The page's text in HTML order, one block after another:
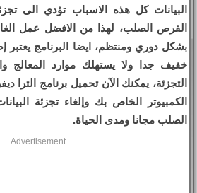
البيانات كل هذه الاسباب تؤدي الى
القرص الصلب، لهذا من الافضل عمل
بشكل دوري ومنتظم، ايضا البرنامج يعتبر
خفيف جدا ولا يستهلك موارد المعالج
التجزئة، يمكنك الآن تحميل برنامج الترا
الكمبيوتر الخاص بك وإلغاء تجزئة
الصلب مجانا ومدى الحياة.
Advertisement